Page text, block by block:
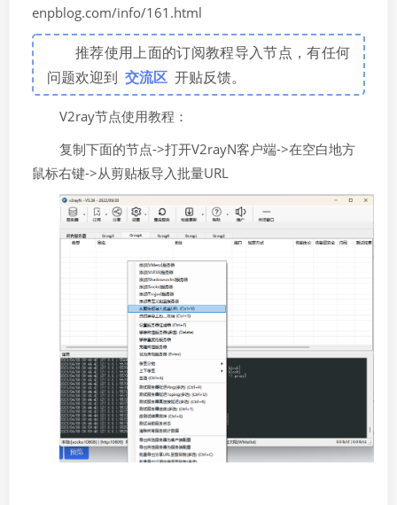
enpblog.com/info/161.html
推荐使用上面的订阅教程导入节点，有任何
问题欢迎到 交流区 开贴反馈。
V2ray节点使用教程：
复制下面的节点->打开V2rayN客户端->在空白地方
鼠标右键->从剪贴板导入批量URL